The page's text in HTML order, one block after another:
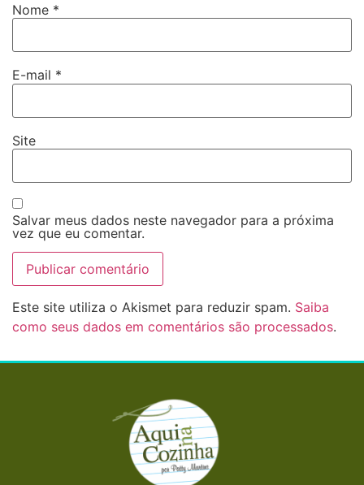
Nome *
E-mail *
Site
Salvar meus dados neste navegador para a próxima
vez que eu comentar.
Este site utiliza o Akismet para reduzir spam. Saiba
como seus dados em comentários são processados.